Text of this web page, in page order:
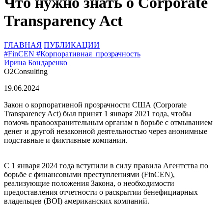
Transparency Act
ГЛАВНАЯ ПУБЛИКАЦИИ
#FinCEN #Корпоративная_прозрачность
Ирина Бондаренко
O2Consulting
19.06.2024
Закон о корпоративной прозрачности США (Corporate
Transparency Act) был принят 1 января 2021 года, чтобы
помочь правоохранительным органам в борьбе с отмыванием
денег и другой незаконной деятельностью через анонимные
подставные и фиктивные компании.
С 1 января 2024 года вступили в силу правила Агентства по
борьбе с финансовыми преступлениями (FinCEN),
реализующие положения Закона, о необходимости
предоставления отчетности о раскрытии бенефициарных
владельцев (BOI) американских компаний.